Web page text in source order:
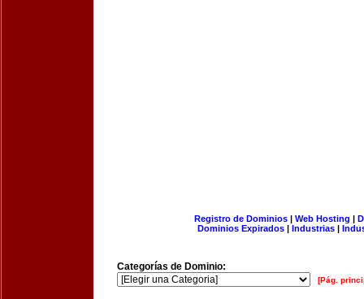
Registro de Dominios| Web Hosting |
Dominios Expirados | Industrias |
Categorías de Dominio:
[Pág.